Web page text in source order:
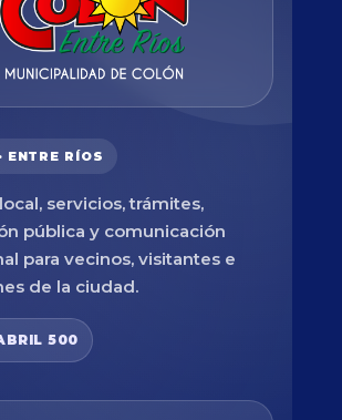
ENTRE RÍOS
servicios, trámites,
pública y comunicación
para vecinos, visitantes e
de la ciudad.
500